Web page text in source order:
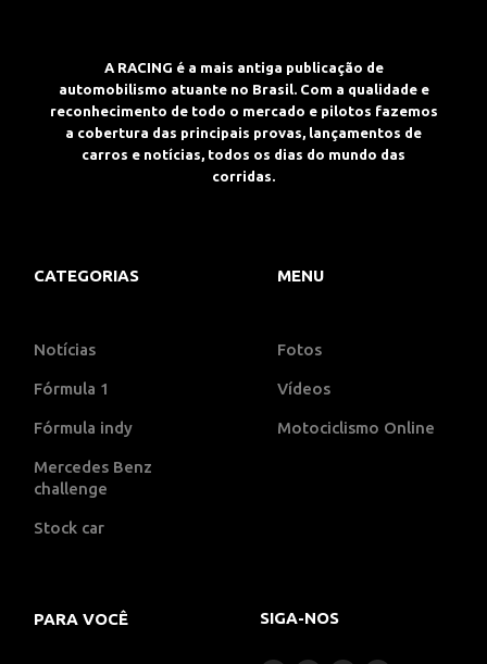
A RACING é a mais antiga publicação de
automobilismo atuante no Brasil. Com a qualidade e
reconhecimento de todo o mercado e pilotos fazemos
a cobertura das principais provas, lançamentos de
carros e notícias, todos os dias do mundo das
corridas.
CATEGORIAS
Notícias
Fórmula 1
Fórmula indy
Mercedes Benz
challenge
Stock car
MENU
Fotos
Vídeos
Motociclismo Online
PARA VOCÊ SIGA-NOS